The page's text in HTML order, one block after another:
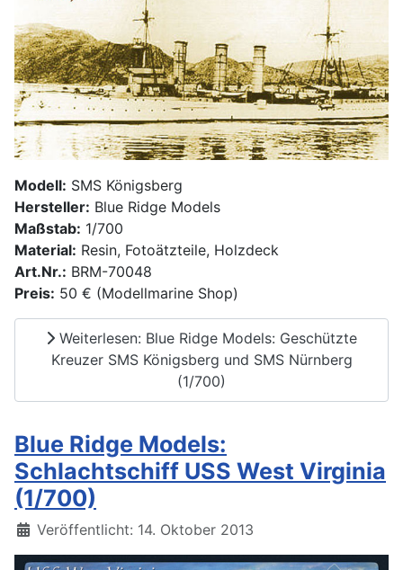
Modell: SMS Königsberg
Hersteller: Blue Ridge Models
Maßstab: 1/700
Material: Resin, Fotoätzteile, Holzdeck
Art.Nr.: BRM-70048
Preis: 50 € (Modellmarine Shop)
Weiterlesen: Blue Ridge Models: Geschützte
Kreuzer SMS Königsberg und SMS Nürnberg
(1/700)
Blue Ridge Models:
Schlachtschiff USS West Virginia
(1/700)
Details
Veröffentlicht: 14. Oktober 2013